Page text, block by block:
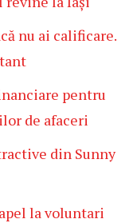
nu ai calificare.
pentru
de afaceri
din Sunny
la voluntari